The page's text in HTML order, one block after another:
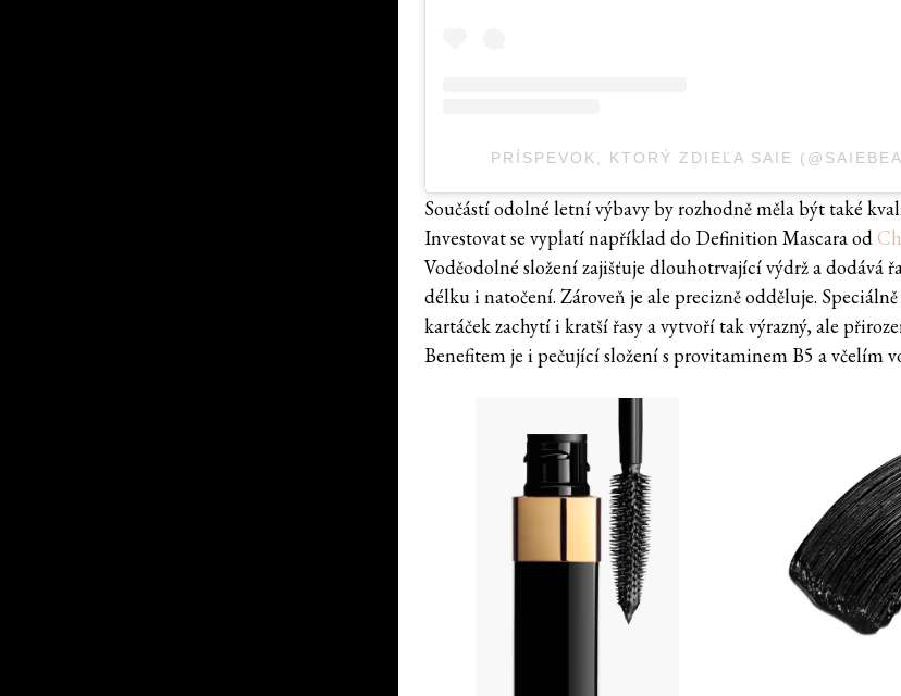
PRÍSPEVOK, KTORÝ ZDIEĽA SAIE
Součástí odolné letní výbavy by rozhodně měla být také
Investovat se vyplatí například do Definition Mascara od
Voděodolné složení zajišťuje dlouhotrvající výdrž a dodává
délku i natočení. Zároveň je ale precizně odděluje.
kartáček zachytí i kratší řasy a vytvoří tak výrazný, ale
Benefitem je i pečující složení s provitaminem B5 a včelím